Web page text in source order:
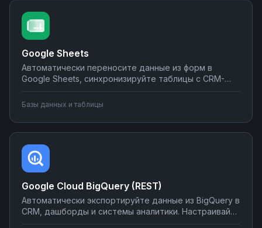
Google Sheets
Автоматически переносите данные из форм в
Google Sheets, синхронизируйте таблицы с CRM-
почте или в мессенджеры. Настраивайте
простых сценариев до сложной автоматизации
аналитики.
Базы данных и таблицы
Google Cloud BigQuery (REST)
Автоматически экспортируйте данные из BigQuery в
CRM, дашборды и системы аналитики. Настраивайте